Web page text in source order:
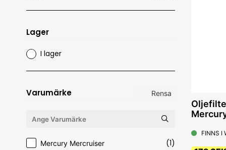
Lager
I lager
Varumärke Rensa
Mercury Mercruiser (1)
FINNS I